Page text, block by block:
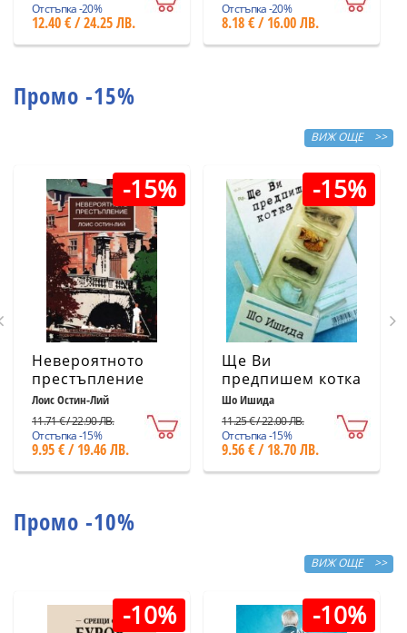
Отстъпка -20%
12.40 € / 24.25 ЛВ.
Отстъпка -20%
8.18 € / 16.00 ЛВ.
Промо -15%
ВИЖ ОЩЕ >>
-15%
Невероятното
престъпление
Лоис Остин-Лий
11.71 € / 22.90 ЛВ.
Отстъпка -15%
9.95 € / 19.46 ЛВ.
-15%
Ще Ви
предпишем котка
Шо Ишида
11.25 € / 22.00 ЛВ.
Отстъпка -15%
9.56 € / 18.70 ЛВ.
Промо -10%
ВИЖ ОЩЕ >>
-10% -10%